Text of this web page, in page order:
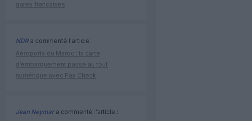
gares françaises
NDRa commenté l'article :
Aéroports du Maroc : la carte
d’embarquement passe au tout
numérique avec Pax Check
Jean Neymara commenté l'article :